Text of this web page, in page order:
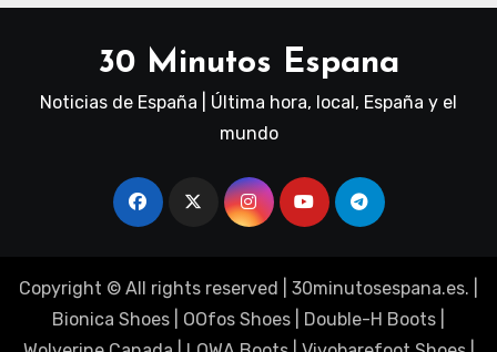
30 Minutos Espana
Noticias de España | Última hora, local, España y el
mundo
Copyright © All rights reserved 30minutosespana.es. |
Bionica Shoes
OOfos Shoes Double-H Boots